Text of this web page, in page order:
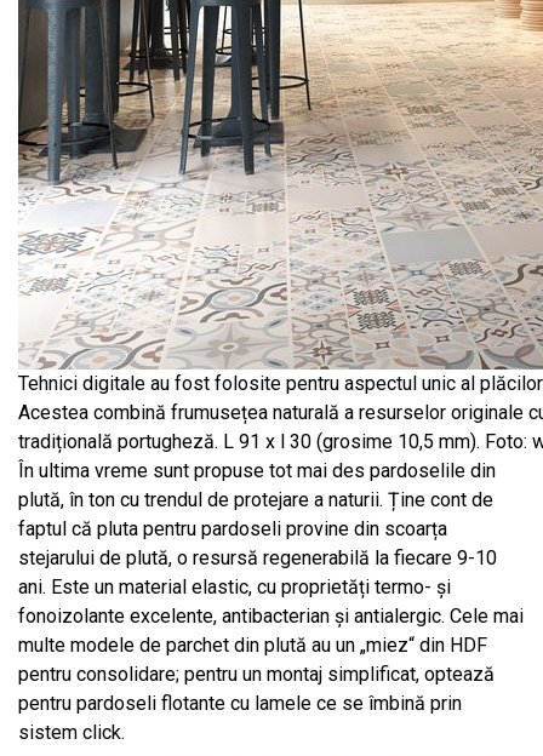
Tehnici digitale au fost folosite pentru aspectul unic al
Acestea combină frumusețea naturală a resurselor originale
tradițională portugheză. L 91 x l 30 (grosime 10,5 mm). Foto:
În ultima vreme sunt propuse tot mai des pardoselile din
plută, în ton cu trendul de protejare a naturii. Ține cont de
faptul că pluta pentru pardoseli provine din scoarța
stejarului de plută, o resursă regenerabilă la fiecare 9-10
ani. Este un material elastic, cu proprietăți termo- și
fonoizolante excelente, antibacterian și antialergic. Cele mai
multe modele de parchet din plută au un „miez“ din HDF
pentru consolidare; pentru un montaj simplificat, optează
pentru pardoseli flotante cu lamele ce se îmbină prin
sistem click.